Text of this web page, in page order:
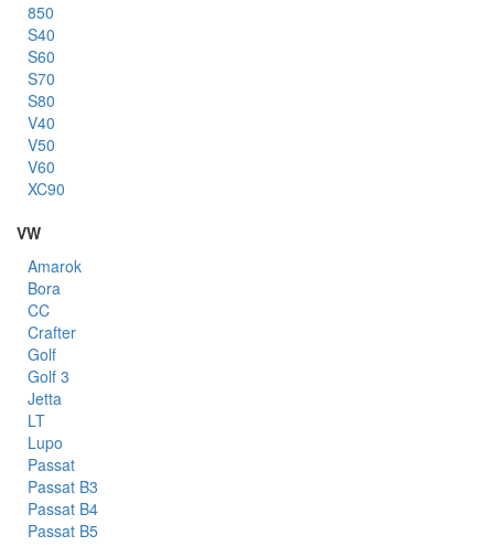
850
S40
S60
S70
S80
V40
V50
V60
XC90
VW
Amarok
Bora
CC
Crafter
Golf
Golf 3
Jetta
LT
Lupo
Passat
Passat B3
Passat B4
Passat B5